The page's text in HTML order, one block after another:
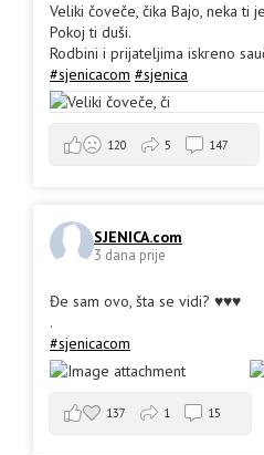
Veliki čoveče, čika Bajo, neka ti
Pokoj ti duši.
Rodbini i prijateljima iskreno
#sjenicacom #sjenica
120 5 147
SJENICA.com
3 dana prije
Đe sam ovo, šta se vidi? ♥️♥️♥️
.
#sjenicacom
137 1 15